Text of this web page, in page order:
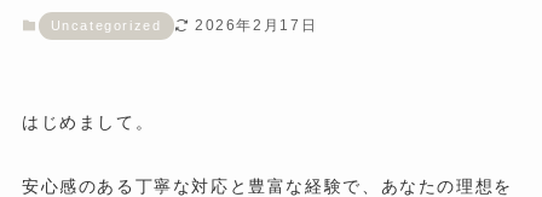
Uncategorized 2026年2月17日
はじめまして。
安心感のある丁寧な対応と豊富な経験で、あなたの理想を